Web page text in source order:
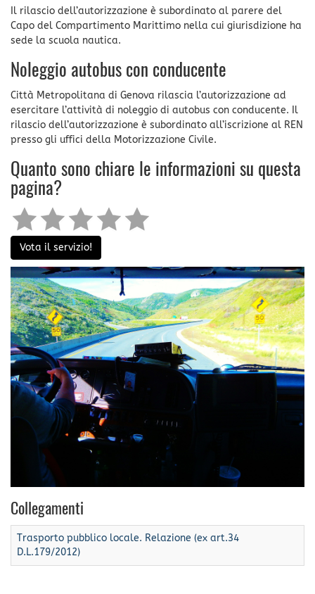
Il rilascio dell’autorizzazione è subordinato al parere del
Capo del Compartimento Marittimo nella cui giurisdizione ha
sede la scuola nautica.
Noleggio autobus con conducente
Città Metropolitana di Genova rilascia l’autorizzazione ad
esercitare l’attività di noleggio di autobus con conducente. Il
rilascio dell’autorizzazione è subordinato all’iscrizione al REN
presso gli uffici della Motorizzazione Civile.
Quanto sono chiare le informazioni su questa
pagina?
Vota il servizio!
Collegamenti
Trasporto pubblico locale. Relazione (ex art.34
D.L.179/2012)